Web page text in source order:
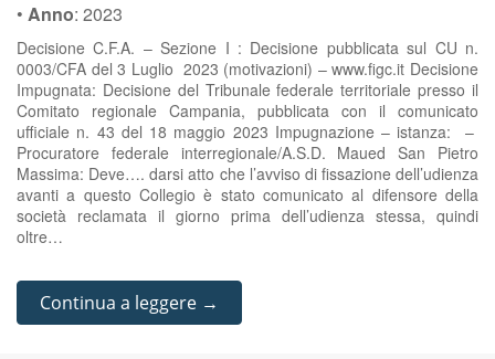
• Anno: 2023
Decisione C.F.A. – Sezione I : Decisione pubblicata sul CU n.
0003/CFA del 3 Luglio 2023 (motivazioni) – www.figc.it Decisione
Impugnata: Decisione del Tribunale federale territoriale presso il
Comitato regionale Campania, pubblicata con il comunicato
ufficiale n. 43 del 18 maggio 2023 Impugnazione – istanza: –
Procuratore federale interregionale/A.S.D. Maued San Pietro
Massima: Deve…. darsi atto che l’avviso di fissazione dell’udienza
avanti a questo Collegio è stato comunicato al difensore della
società reclamata il giorno prima dell’udienza stessa, quindi
oltre…
Continua a leggere →